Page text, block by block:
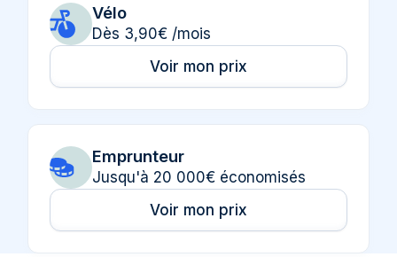
Vélo
Dès 3,90€ /mois
Voir mon prix
Emprunteur
Jusqu'à 20 000€ économisés
Voir mon prix